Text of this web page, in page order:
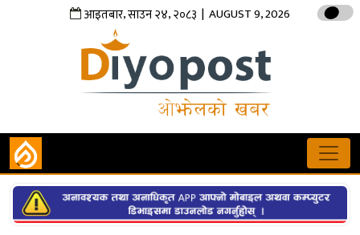
आइतबार,साउन२४,२०८३ | AUGUST 9, 2026